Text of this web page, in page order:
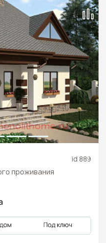
id 889
проживания